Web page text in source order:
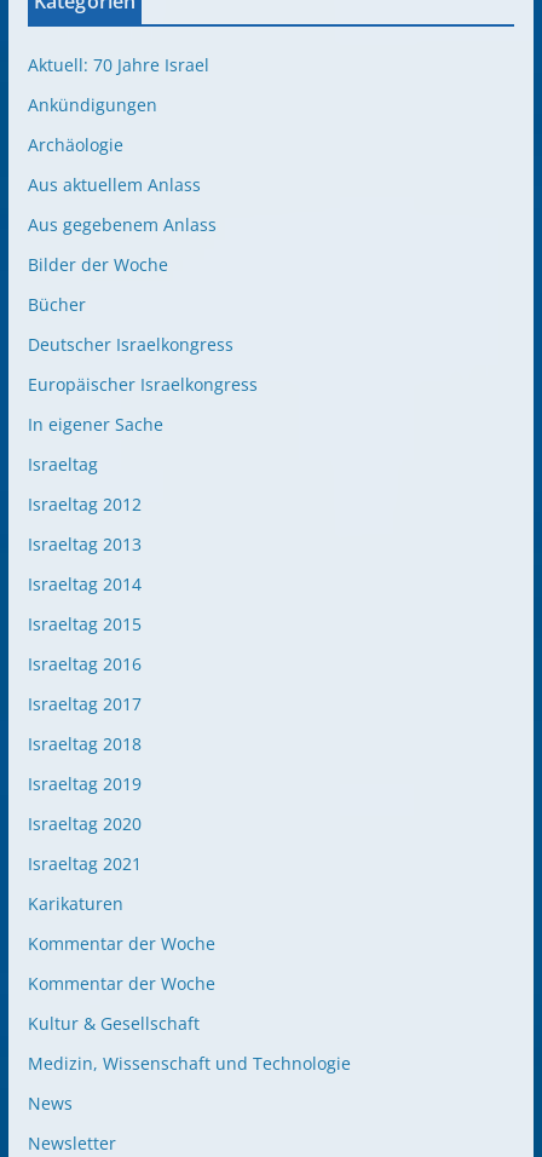
Aktuell: 70 Jahre Israel
Ankündigungen
Archäologie
Aus aktuellem Anlass
Aus gegebenem Anlass
Bilder der Woche
Bücher
Deutscher Israelkongress
Europäischer Israelkongress
In eigener Sache
Israeltag
Israeltag 2012
Israeltag 2013
Israeltag 2014
Israeltag 2015
Israeltag 2016
Israeltag 2017
Israeltag 2018
Israeltag 2019
Israeltag 2020
Israeltag 2021
Karikaturen
Kommentar der Woche
Kommentar der Woche
Kultur & Gesellschaft
Medizin, Wissenschaft und Technologie
News
Newsletter